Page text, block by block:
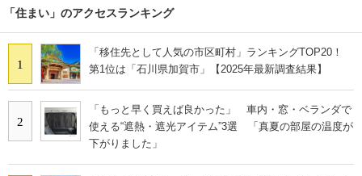
「住まい」のアクセスランキング
1
「移住先として人気の市区町村」ランキングTOP20！
第1位は「石川県加賀市」【2025年最新調査結果】
2
「もっと早く買えば良かった」 車内・窓・ベランダで
使える“遮熱・遮光アイテム”3選 「真夏の部屋の温度が
下がりました」